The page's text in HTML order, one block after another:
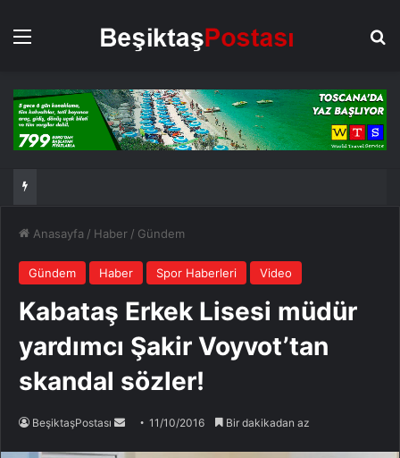
Menü
Anasayfa / Haber / Gündem
Gündem Haber Spor Haberleri Video
Kabataş Erkek Lisesi müdür
yardımcı Şakir Voyvot’tan
skandal sözler!
BeşiktaşPostası
Bir
11/10/2016 Bir dakikadan az